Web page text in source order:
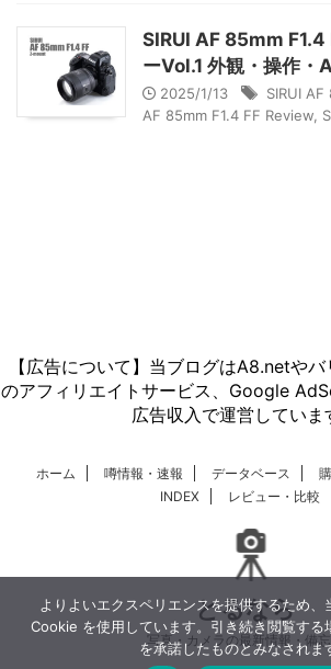
SIRUI AF 85mm F1.4
ーVol.1 外観・操作・
2025/1/13 SIRUI AF
AF 85mm F1.4 FF Review
【広告について】当ブログはA8.netや
のアフィリエイトサービス、Google
広告収入で運営していま
ホーム 噂情報・速報 データベース
INDEX
レビュー・比較
とるなら
写真・カメラの最新情報・備
よりよいエクスペリエンスを提供するため、
Cookie を使用しています。引き続き閲覧する
を承諾したものとみなされま